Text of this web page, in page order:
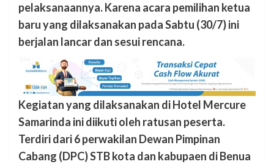
pelaksanaannya. Karena acara pemilihan ketua
baru yang dilaksanakan pada Sabtu (30/7) ini
berjalan lancar dan sesui rencana.
Kegiatan yang dilaksanakan di Hotel Mercure
Samarinda ini diikuti oleh ratusan peserta.
Terdiri dari 6 perwakilan Dewan Pimpinan
Cabang (DPC) STB kota dan kabupaen di Benua